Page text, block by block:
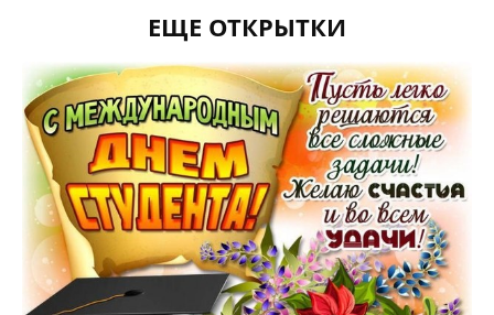
ЕЩЕ ОТКРЫТКИ